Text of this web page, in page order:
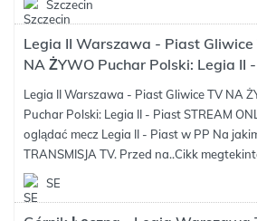
Szczecin
Legia II Warszawa - Piast Gliwice
NA ŻYWO Puchar Polski: Legia II -
Legia II Warszawa - Piast Gliwice TV NA
Puchar Polski: Legia II - Piast STREAM
oglądać mecz Legia II - Piast w PP Na
TRANSMISJA TV. Przed na..Cikk
SE